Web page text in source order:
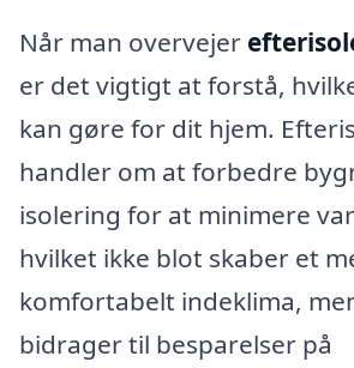
Når man overvejer
er det vigtigt at forstå,
kan gøre for dit hjem.
handler om at forbedre
isolering for at minimere
hvilket ikke blot skaber et
komfortabelt indeklima,
bidrager til besparelser på